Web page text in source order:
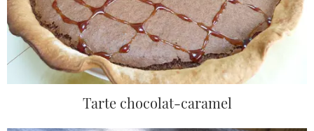
Tarte chocolat-caramel